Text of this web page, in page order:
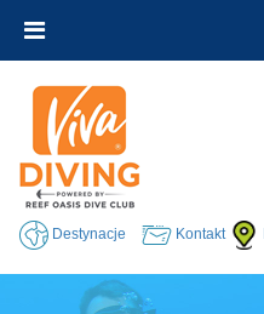
Destynacje Kontakt